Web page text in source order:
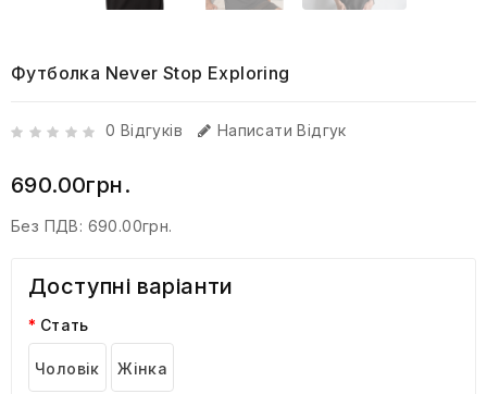
Футболка Never Stop Exploring
0 Відгуків Написати Відгук
690.00грн.
Без ПДВ: 690.00грн.
Доступні варіанти
Стать
Чоловік Жінка